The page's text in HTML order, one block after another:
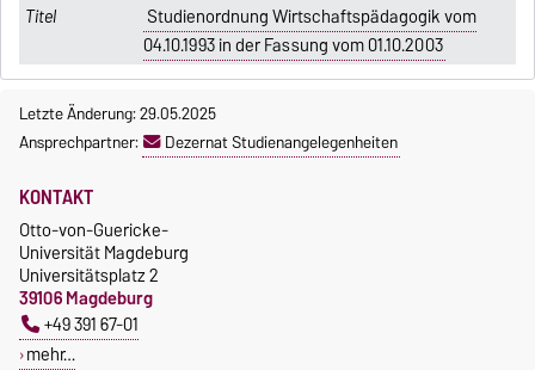
Studienordnung Wirtschaftspädagogik vom
04.10.1993 in der Fassung vom 01.10.2003
Letzte Änderung: 29.05.2025
Ansprechpartner:
Dezernat Studienangelegenheiten
KONTAKT
Otto-von-Guericke-
Universität Magdeburg
Universitätsplatz 2
39106 Magdeburg
+49 391 67-01
mehr…